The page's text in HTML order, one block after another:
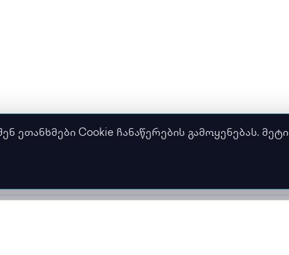
ეთანხმები Cookie ჩანაწერების გამოყენებას. მეტი